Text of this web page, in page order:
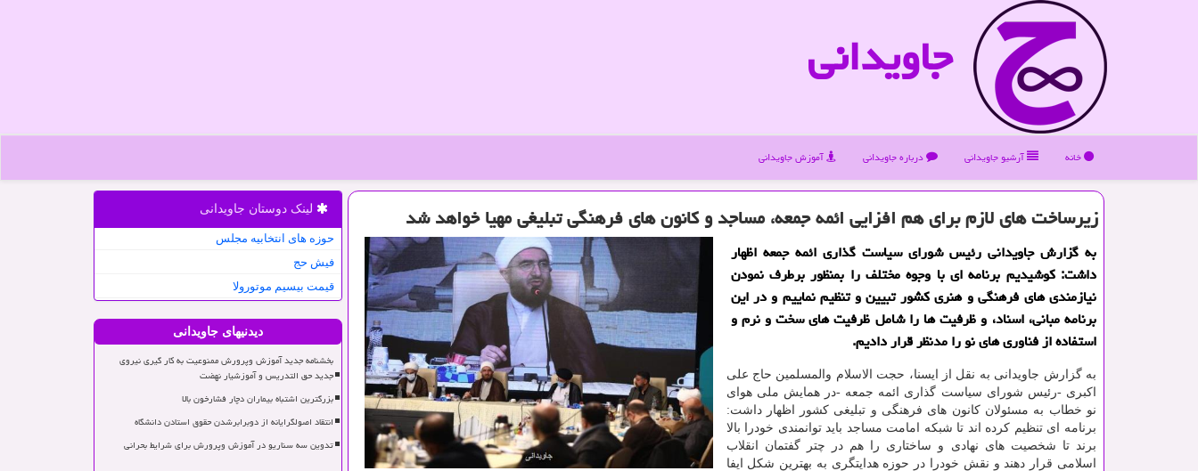
جاویدانی
خانه آرشیو جاویدانی درباره جاویدانی آموزش جاویدانی
زیرساخت های لازم برای هم افزایی ائمه جمعه، مساجد و كانون های فرهنگی تبلیغی مهیا خواهد شد
به گزارش جاویدانی رئیس شورای سیاست گذاری ائمه جمعه اظهار
داشت: کوشیدیم برنامه ای با وجوه مختلف را بمنظور برطرف نمودن
نیازمندی های فرهنگی و هنری کشور تبیین و تنظیم نماییم و در این
برنامه مبانی، اسناد، و ظرفیت ها را شامل ظرفیت های سخت و نرم و
استفاده از فناوری های نو را مدنظر قرار دادیم.
به گزارش جاویدانی به نقل از ایسنا، حجت الاسلام والمسلمین حاج علی
اکبری -رئیس شورای سیاست گذاری ائمه جمعه -در همایش ملی هوای
نو خطاب به مسئولان کانون های فرهنگی و تبلیغی کشور اظهار داشت:
برنامه ای تنظیم کرده اند تا شبکه امامت مساجد باید توانمندی خودرا بالا
برند تا شخصیت های نهادی و ساختاری را هم در چتر گفتمان انقلاب
اسلامی قرار دهند و نقش خودرا در حوزه هدایتگری به بهترین شکل ایفا
لینک دوستان جاویدانی
حوزه های انتخابیه مجلس
فیش حج
قیمت بیسیم موتورولا
دیدنیهای جاویدانی
بخشنامه جدید آموزش وپرورش ممنوعیت به کار گیری نیروی
جدید حق التدریس و آموزشیار نهضت
بزرگترین اشتباه بیماران دچار فشارخون بالا
انتقاد اصولگرایانه از دوبرابرشدن حقوق استادن دانشگاه
تدوین سه سناریو در آموزش وپرورش برای شرایط بحرانی